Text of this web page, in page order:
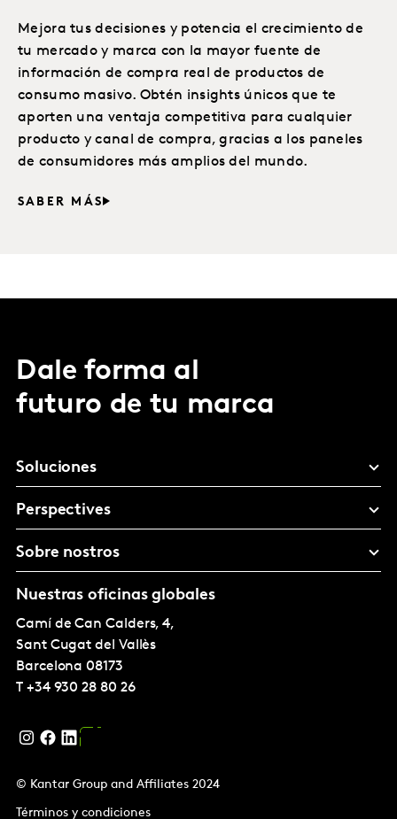
Mejora tus decisiones y potencia el crecimiento de
tu mercado y marca con la mayor fuente de
información de compra real de productos de
consumo masivo. Obtén insights únicos que te
aporten una ventaja competitiva para cualquier
producto y canal de compra, gracias a los paneles
de consumidores más amplios del mundo.
SABER MÁS
Dale forma al
futuro de tu marca
Soluciones
Perspectives
Sobre nostros
Nuestras oficinas globales
Camí de Can Calders, 4,
Sant Cugat del Vallès
Barcelona 08173
T +34 930 28 80 26
© Kantar Group and Affiliates 2024
Términos y condiciones